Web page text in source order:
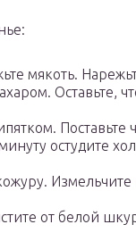
мякоть.
Оставьте,
остудите
от белой